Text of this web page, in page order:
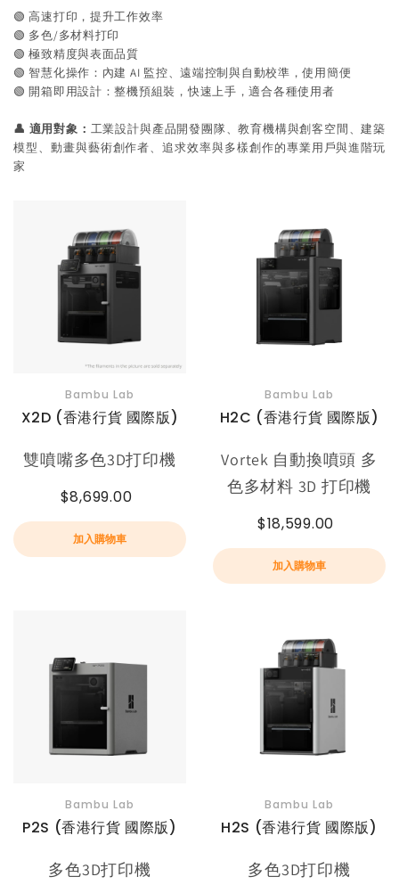
🟢 高速打印，提升工作效率
🟢 多色/多材料打印
🟢 極致精度與表面品質
🟢 智慧化操作：內建 AI 監控、遠端控制與自動校準，使用簡便
🟢 開箱即用設計：整機預組裝，快速上手，適合各種使用者
👤 適用對象： 工業設計與產品開發團隊、教育機構與創客空間、建築
模型、動畫與藝術創作者、追求效率與多樣創作的專業用戶與進階玩
家
Bambu Lab
X2D (香港行貨 國際版)
雙噴嘴多色3D打印機
$8,699.00
加入購物車
Bambu Lab
H2C (香港行貨 國際版)
Vortek 自動換噴頭 多
色多材料 3D 打印機
$18,599.00
加入購物車
Bambu Lab
P2S (香港行貨 國際版)
多色3D打印機
Bambu Lab
H2S (香港行貨 國際版)
多色3D打印機